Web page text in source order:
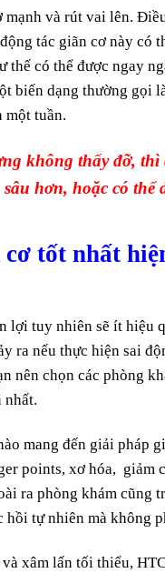
và rút vai lên.
tác giãn cơ này có
có thể được ngay
biến dạng thường gọi
một tuần.
không thấy đỡ,
hơn, hoặc có
tốt nhất
lợi tuy nhiên sẽ ít hiệu
ra nếu thực hiện sai
nên chọn các phòng
nhất.
mang đến giải pháp
points, xơ hóa, giảm
ra phòng khám
tự nhiên mà không
xâm lấn tối thiểu,